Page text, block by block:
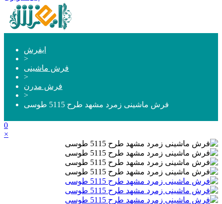
ایفرش
>
فرش ماشینی
>
فرش مدرن
>
فرش ماشینی زمرد مشهد طرح 5115 طوسی
0
×